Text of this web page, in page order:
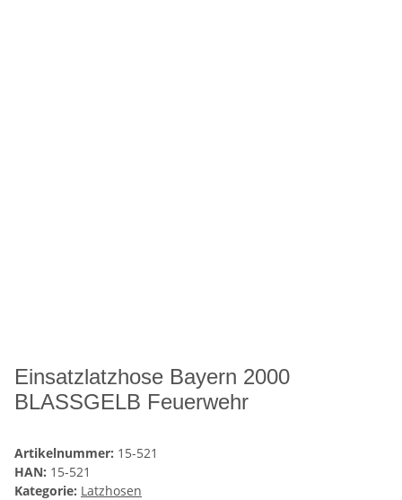
Einsatzlatzhose Bayern 2000
BLASSGELB Feuerwehr
Artikelnummer: 15-521
HAN: 15-521
Kategorie: Latzhosen